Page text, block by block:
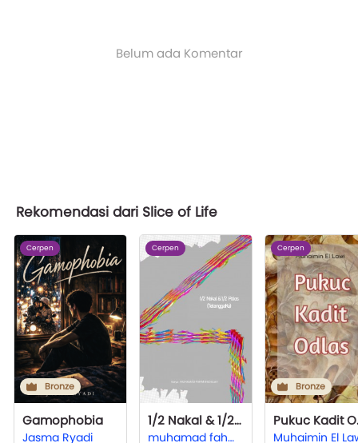
Belum ada Komentar
Rekomendasi dari Slice of Life
Cerpen
Bronze
Gamophobia
Jasma Ryadi
Cerpen
1/2 Nakal & 1/2 Polos (Tetangga Ku)
muhamad fahmi fadillah
Cerpen
Bronze
Muhaimin El